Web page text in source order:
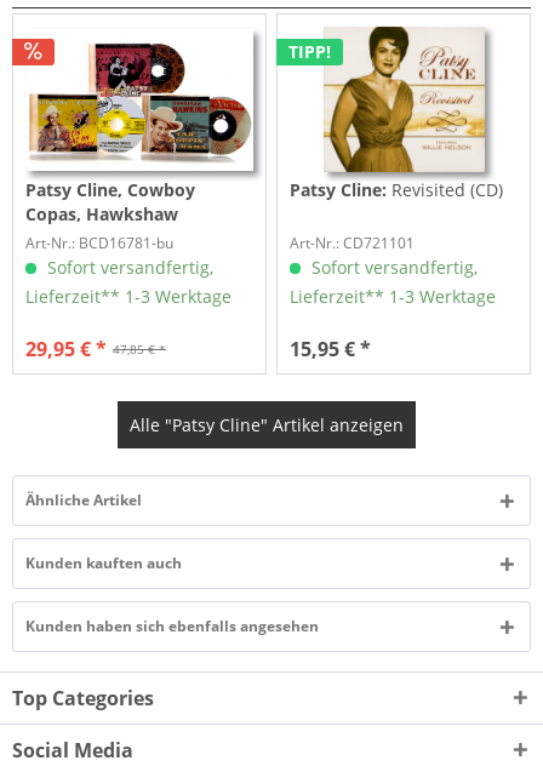
Patsy Cline, Cowboy
Copas, Hawkshaw
Hawkins:Opry Stars Die In
Crash - CD-Bundle -
Gonna...
Art-Nr.: BCD16781-bu
Sofort versandfertig,
Lieferzeit** 1-3 Werktage
47,85 € *
29,95 € *
TIPP!
Patsy Cline: Revisited (CD)
Art-Nr.: CD721101
Sofort versandfertig,
Lieferzeit** 1-3 Werktage
15,95 € *
Alle "Patsy Cline" Artikel anzeigen
Ähnliche Artikel
Kunden kauften auch
Kunden haben sich ebenfalls angesehen
Top Categories
Social Media